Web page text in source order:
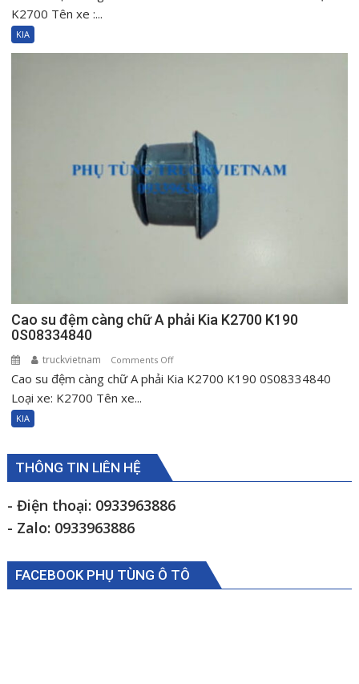
K190
0S08334840
K2700 Tên xe :...
KIA
Cao su đệm càng chữ A phải Kia K2700 K190
0S08334840
truckvietnam Comments Offon
Cao
phải
Kia
Cao su đệm càng chữ A phải Kia K2700 K190 0S08334840
Loại xe: K2700 Tên xe...
KIA
THÔNG TIN LIÊN HỆ
- Điện thoại: 0933963886
- Zalo: 0933963886
FACEBOOK PHỤ TÙNG Ô TÔ